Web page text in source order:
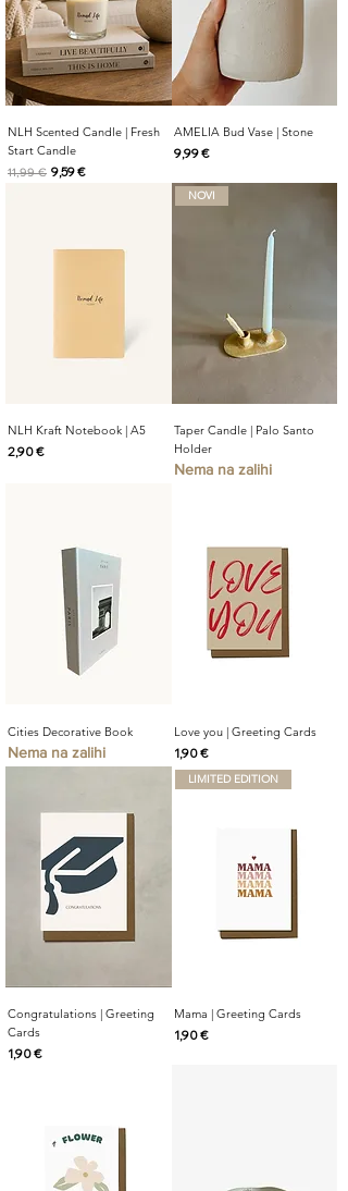
NLH Scented Candle | Fresh
Start Candle
Redovna cijena
11,99 € Cijena s popustom
9,59 €
AMELIA Bud Vase | Stone
Cijena
9,99 €
NLH Kraft Notebook | A5
Cijena
2,90 €
NOVI
Taper Candle | Palo Santo
Holder
Nema na zalihi
Cities Decorative Book
Nema na zalihi
Love you | Greeting Cards
Cijena
1,90 €
Congratulations | Greeting
Cards
Cijena
1,90 €
LIMITED EDITION
Mama | Greeting Cards
Cijena
1,90 €